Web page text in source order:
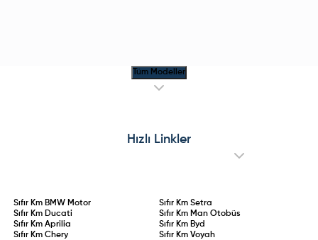
Tüm Modeller
Hızlı Linkler
Sıfır Km BMW Motor Sıfır Km Setra
Sıfır Km Ducati Sıfır Km Man Otobüs
Sıfır KmAprilia Sıfır Km Byd
Sıfır KmChery Sıfır Km Voyah